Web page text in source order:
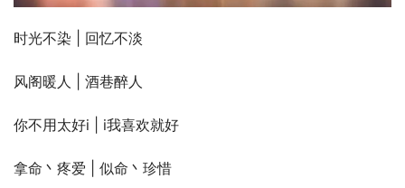
时光不染 | 回忆不淡
风阁暖人 | 酒巷醉人
你不用太好i | i我喜欢就好
拿命丶疼爱 | 似命丶珍惜